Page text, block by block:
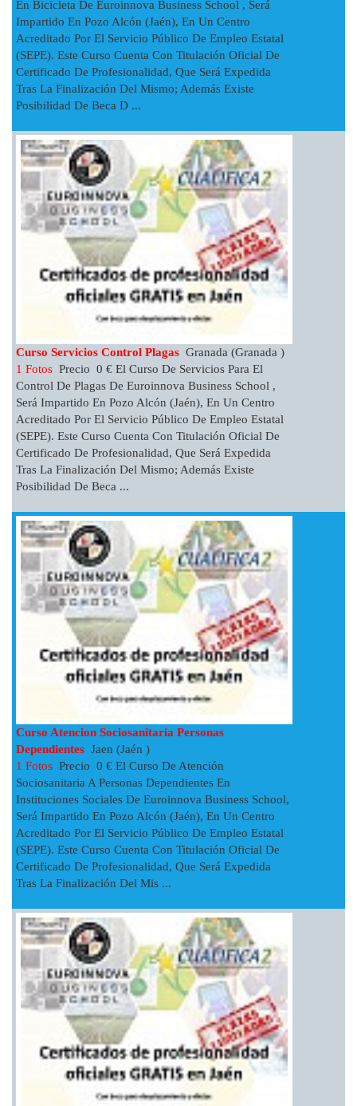
En Bicicleta De Euroinnova Business School , Será
Impartido En Pozo Alcón (Jaén), En Un Centro
Acreditado Por El Servicio Público De Empleo Estatal
(SEPE). Este Curso Cuenta Con Titulación Oficial De
Certificado De Profesionalidad, Que Será Expedida
Tras La Finalización Del Mismo; Además Existe
Posibilidad De Beca D ...
Curso Servicios Control Plagas Granada (Granada )
1 Fotos Precio 0 € El Curso De Servicios Para El
Control De Plagas De Euroinnova Business School ,
Será Impartido En Pozo Alcón (Jaén), En Un Centro
Acreditado Por El Servicio Público De Empleo Estatal
(SEPE). Este Curso Cuenta Con Titulación Oficial De
Certificado De Profesionalidad, Que Será Expedida
Tras La Finalización Del Mismo; Además Existe
Posibilidad De Beca ...
Curso Atencion Sociosanitaria Personas
Dependientes Jaen (Jaén )
1 Fotos Precio 0 € El Curso De Atención
Sociosanitaria A Personas Dependientes En
Instituciones Sociales De Euroinnova Business School,
Será Impartido En Pozo Alcón (Jaén), En Un Centro
Acreditado Por El Servicio Público De Empleo Estatal
(SEPE). Este Curso Cuenta Con Titulación Oficial De
Certificado De Profesionalidad, Que Será Expedida
Tras La Finalización Del Mis ...